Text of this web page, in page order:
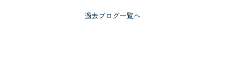
過去ブログ一覧へ